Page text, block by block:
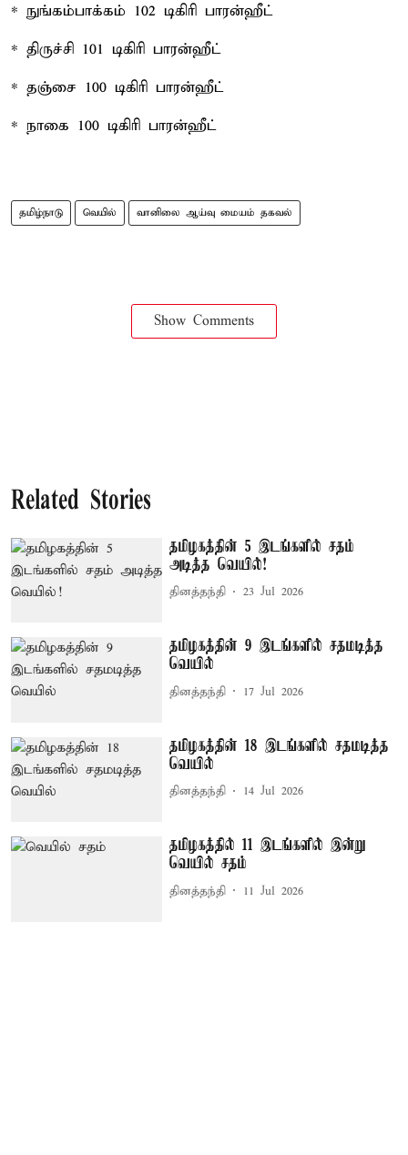
* நுங்கம்பாக்கம் 102 டிகிரி பாரன்ஹீட்
* திருச்சி 101 டிகிரி பாரன்ஹீட்
* தஞ்சை 100 டிகிரி பாரன்ஹீட்
* நாகை 100 டிகிரி பாரன்ஹீட்
தமிழ்நாடு வெயில் வானிலை ஆய்வு மையம் தகவல்
Show Comments
Related Stories
தமிழகத்தின் 5 இடங்களில் சதம்
அடித்த வெயில்!
தினத்தந்தி 23 Jul 2026
தமிழகத்தின் 9 இடங்களில் சதமடித்த
வெயில்
தினத்தந்தி 17 Jul 2026
தமிழகத்தின் 18 இடங்களில் சதமடித்த
வெயில்
தினத்தந்தி 14 Jul 2026
தமிழகத்தில் 11 இடங்களில் இன்று
வெயில் சதம்
தினத்தந்தி 11 Jul 2026